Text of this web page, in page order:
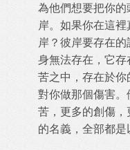
為他們想要把你
岸。如果你在這
岸？彼岸要存在
身無法存在，它
苦之中，存在於
對你做那個傷害
苦，更多的創傷
的名義，全部都是